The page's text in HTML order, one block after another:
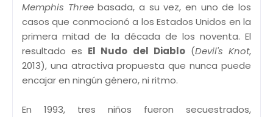
Memphis Threebasada, a su vez, en uno de los
casos que conmocionó a los Estados Unidos en la
primera mitad de la década de los noventa. El
resultado es El Nudo del Diablo(Devil's Knot,
2013), una atractiva propuesta que nunca puede
encajar en ningún género, ni ritmo.
En 1993, tres niños fueron secuestrados,